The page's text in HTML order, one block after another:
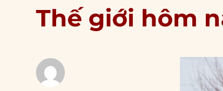
Thế giới hôm